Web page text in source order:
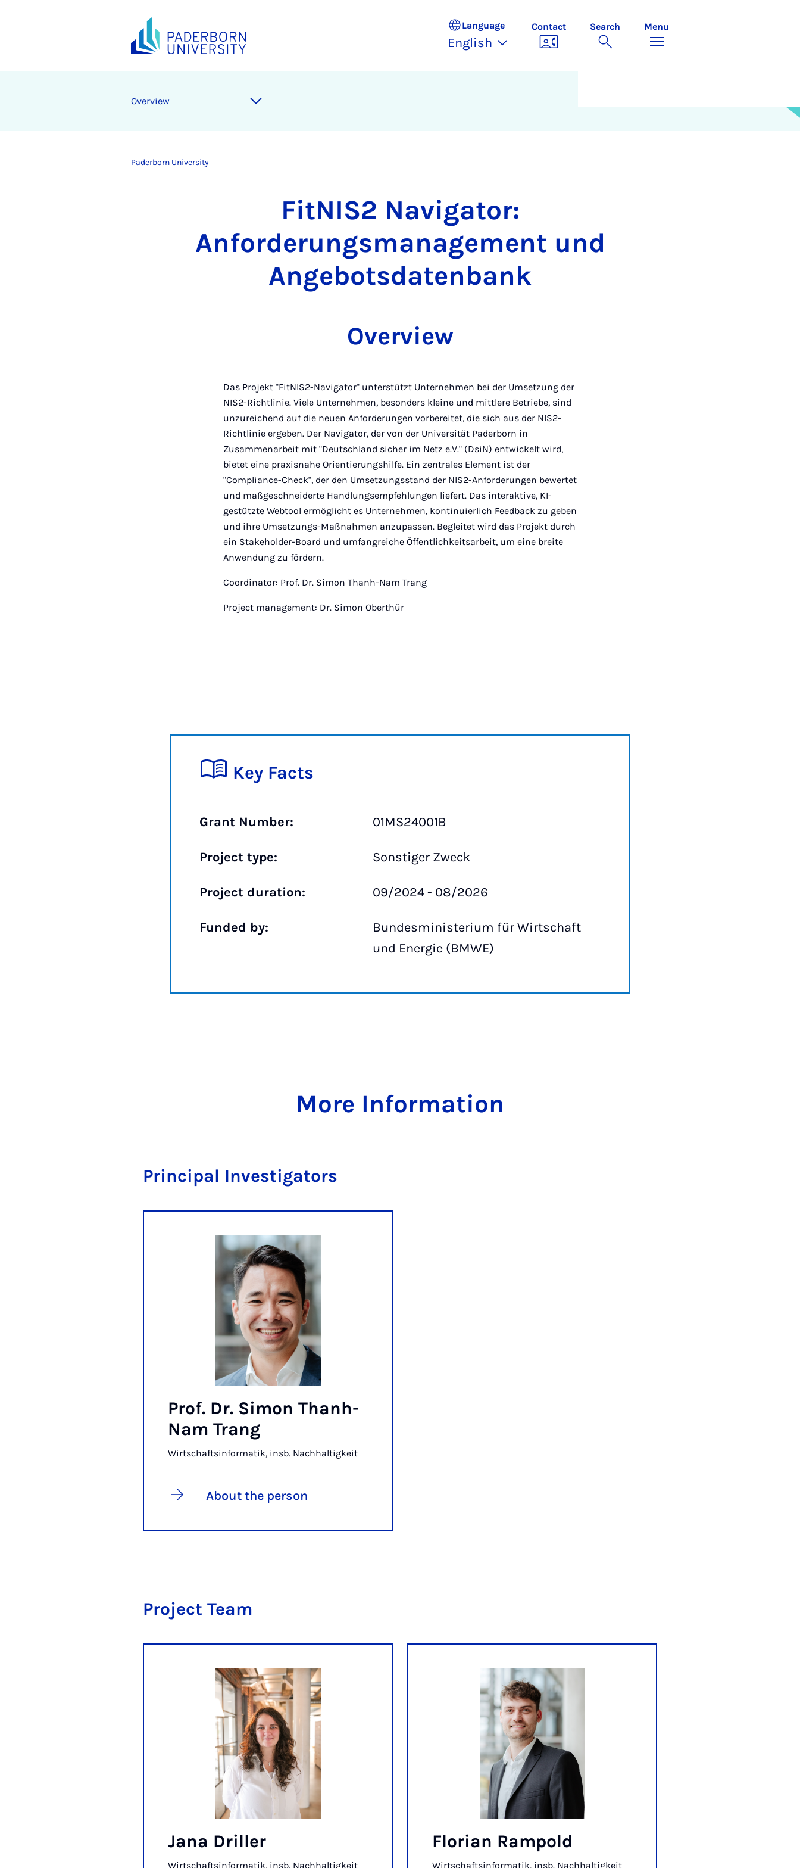
Language
English
Contact Search Menu
Overview
Paderborn University
FitNIS2 Navigator:
Anforderungsmanagement und
Angebotsdatenbank
Overview
Das Projekt "FitNIS2-Navigator" unterstützt Unternehmen bei der Umsetzung der
NIS2-Richtlinie. Viele Unternehmen, besonders kleine und mittlere Betriebe, sind
unzureichend auf die neuen Anforderungen vorbereitet, die sich aus der NIS2-
Richtlinie ergeben. Der Navigator, der von der Universität Paderborn in
Zusammenarbeit mit "Deutschland sicher im Netz e.V." (DsiN) entwickelt wird,
bietet eine praxisnahe Orientierungshilfe. Ein zentrales Element ist der
"Compliance-Check", der den Umsetzungsstand der NIS2-Anforderungen bewertet
und maßgeschneiderte Handlungsempfehlungen liefert. Das interaktive, KI-
gestützte Webtool ermöglicht es Unternehmen, kontinuierlich Feedback zu geben
und ihre Umsetzungs-Maßnahmen anzupassen. Begleitet wird das Projekt durch
ein Stakeholder-Board und umfangreiche Öffentlichkeitsarbeit, um eine breite
Anwendung zu fördern.
Coordinator: Prof. Dr. Simon Thanh-Nam Trang
Project management: Dr. Simon Oberthür
Key Facts
Grant Number: 01MS24001B
Project type: Sonstiger Zweck
Project duration: 09/2024 - 08/2026
Funded by:
Bundesministerium für Wirtschaft
und Energie (BMWE)
More Information
Principal Investigators
Prof. Dr. Simon Thanh-
Nam Trang
Wirtschaftsinformatik, insb. Nachhaltigkeit
About the person
Project Team
Jana Driller
Wirtschaftsinformatik, insb. Nachhaltigkeit
Florian Rampold
Wirtschaftsinformatik, insb. Nachhaltigkeit